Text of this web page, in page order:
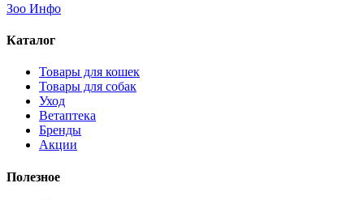
Зоо Инфо
Каталог
Товары для кошек
Товары для собак
Уход
Ветаптека
Бренды
Акции
Полезное